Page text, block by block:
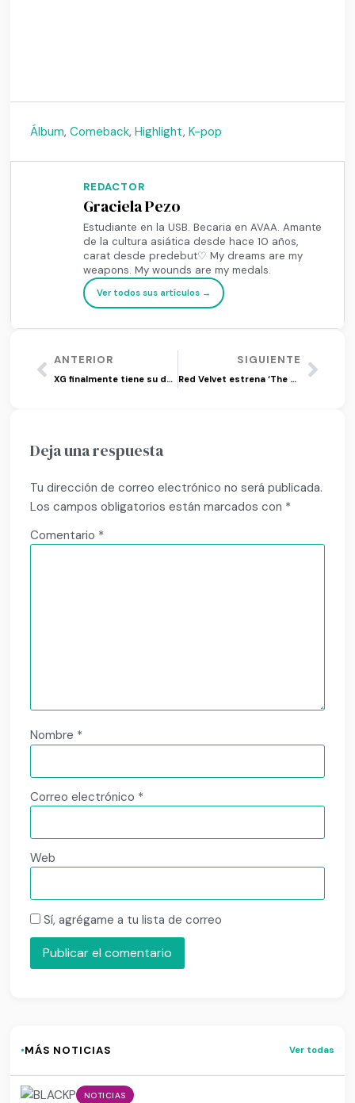
Álbum,Comeback,Highlight,K-pop
REDACTOR
Graciela Pezo
Estudiante en la USB. Becaria en AVAA. Amante
de la cultura asiática desde hace 10 años,
carat desde predebut♡ My dreams are my
weapons. My wounds are my medals.
Ver todos sus artículos →
ANTERIOR
XG finalmente tiene su debut con ‘Tippy Toes’
SIGUIENTE
Red Velvet estrena ‘The ReVe Festival 2022’
Deja una respuesta
Tu dirección de correo electrónico no será publicada.
Los campos obligatorios están marcados con *
Comentario *
Nombre *
Correo electrónico *
Web
Sí, agrégame a tu lista de correo
·MÁS NOTICIAS Ver todas
NOTICIAS